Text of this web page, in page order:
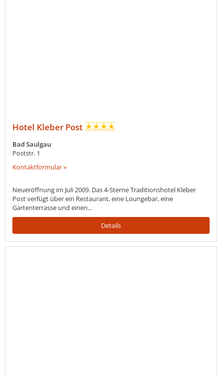
Hotel Kleber Post
Bad Saulgau
Poststr. 1
Kontaktformular »
Neueröffnung im Juli 2009. Das 4-Sterne Traditionshotel Kleber
Post verfügt über ein Restaurant, eine Loungebar, eine
Gartenterrasse und einen...
Details